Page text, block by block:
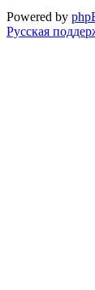
Powered by
Русская